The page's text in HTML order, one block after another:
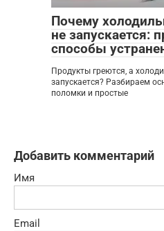
Почему
не запускается:
способы
Продукты греются, а
запускается? Разбираем
поломки и простые
Добавить комментарий
Имя
Email